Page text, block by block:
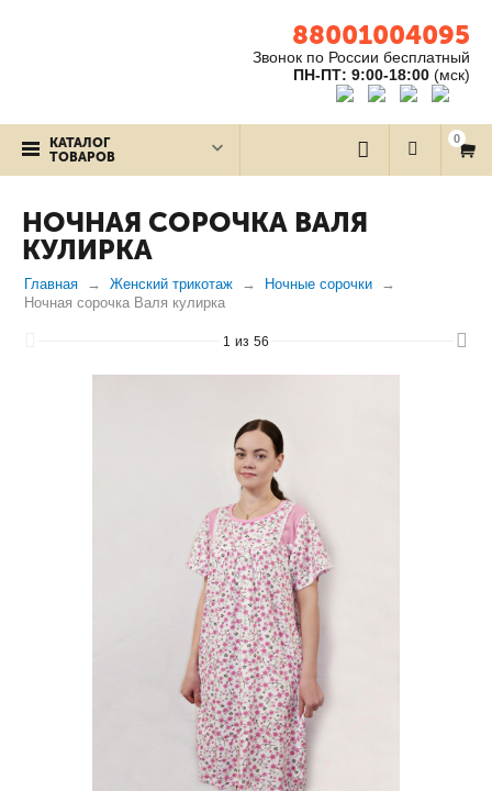
88001004095
Звонок по России бесплатный
ПН-ПТ: 9:00-18:00 (мск)
КАТАЛОГ
ТОВАРОВ
0
НОЧНАЯ СОРОЧКА ВАЛЯ
КУЛИРКА
Главная Женский трикотаж
Ночные сорочки
Ночная сорочка Валя кулирка
1 из 56